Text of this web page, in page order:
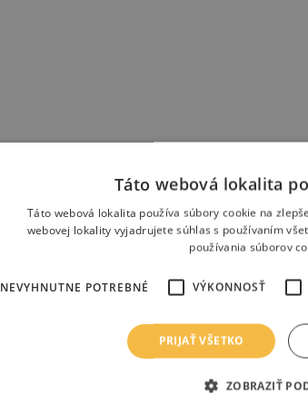
Táto webová lokalita
Táto webová lokalita používa súbory cookie na
webovej lokality vyjadrujete súhlas s používaním
používania súborov
NEVYHNUTNE POTREBNÉ VÝKONNOSŤ
PRIJAŤ VŠETKO
ZOBRAZIŤ